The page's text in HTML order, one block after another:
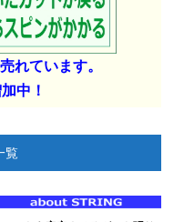
れています。
中！
覧